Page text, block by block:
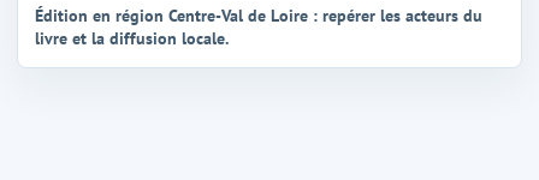
Édition en région Centre-Val de Loire : repérer les acteurs du
livre et la diffusion locale.